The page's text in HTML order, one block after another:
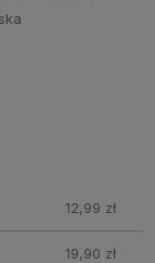
12,99 zł
19,90 zł